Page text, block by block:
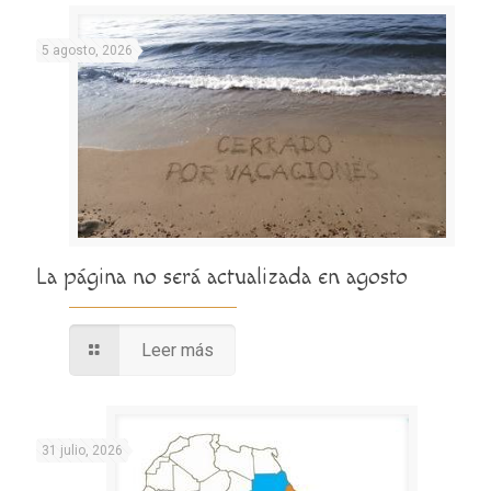
5 agosto, 2026
La página no será actualizada en agosto
Leer más
31 julio, 2026